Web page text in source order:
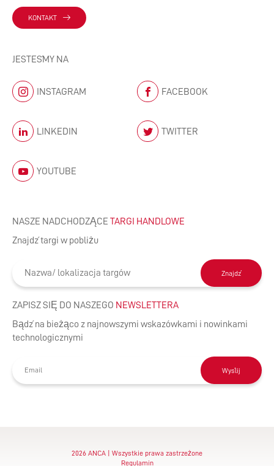
KONTAKT
JESTEŚMY NA
INSTAGRAM FACEBOOK
LINKEDIN TWITTER
YOUTUBE
NASZE NADCHODZĄCE TARGI HANDLOWE
Znajdź targi w pobliżu
Znajdź
ZAPISZ SIĘ DO NASZEGO NEWSLETTERA
Bądź na bieżąco z najnowszymi wskazówkami i nowinkami
technologicznymi
Wyślij
2026 ANCA | Wszystkie prawa zastrzeżone
Regulamin